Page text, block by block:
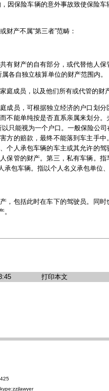
保险车辆的意外事故致使保险车
产不属“第三者”范畴：
财产的自有部分，或代替他人保
各自独立核算单位的财产范围内。
成员，以及他们所有或代管的财产
员，可根据独立经济的户口划分
不能单纯按是否直系亲属来划分。
只能视为一个户口。一般保险公
方的赔款，最终不能落到车主手中
个人承包车辆的车主或其允许的驾
保管的财产。第三，私有车辆。指
包车辆。指以个人名义承包单位、
包括此时在车下的驾驶员。同时
打印本文